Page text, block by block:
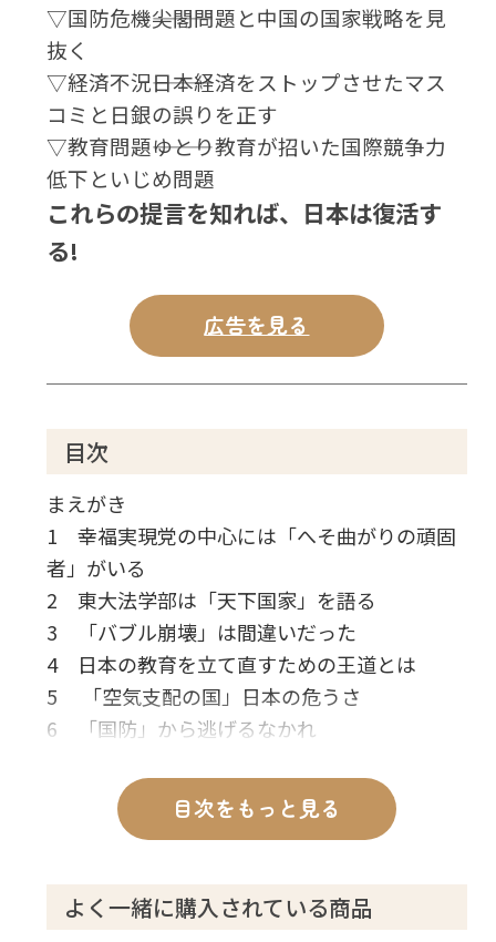
▽国防危機―――尖閣問題と中国の国家戦略を見
抜く
▽経済不況―――日本経済をストップさせたマス
コミと日銀の誤りを正す
▽教育問題―――ゆとり教育が招いた国際競争力
低下といじめ問題
これらの提言を知れば、日本は復活す
る!
広告を見る
目次
まえがき
1 幸福実現党の中心には「へそ曲がりの頑固
者」がいる
2 東大法学部は「天下国家」を語る
3 「バブル崩壊」は間違いだった
4 日本の教育を立て直すための王道とは
5 「空気支配の国」日本の危うさ
6 「国防」から逃げるなかれ
8 中国が内乱で崩壊する可能性
9 「国防の最前線」で考えたこと
11 「自由」の対極にあるのは「大きな政
府」
目次をもっと見る
よく一緒に購入されている商品